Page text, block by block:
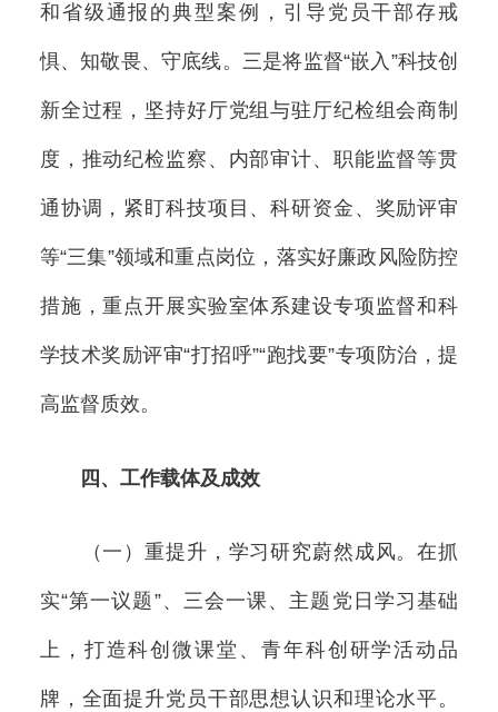
和省级通报的典型案例，引导党员干部存戒
惧、知敬畏、守底线。三是将监督“嵌入”科技创
新全过程，坚持好厅党组与驻厅纪检组会商制
度，推动纪检监察、内部审计、职能监督等贯
通协调，紧盯科技项目、科研资金、奖励评审
等“三集”领域和重点岗位，落实好廉政风险防控
措施，重点开展实验室体系建设专项监督和科
学技术奖励评审“打招呼”“跑找要”专项防治，提
高监督质效。
四、工作载体及成效
（一）重提升，学习研究蔚然成风。在抓
实“第一议题”、三会一课、主题党日学习基础
上，打造科创微课堂、青年科创研学活动品
牌，全面提升党员干部思想认识和理论水平。